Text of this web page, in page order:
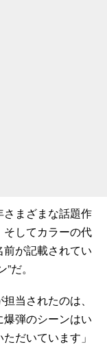
まざまな話題作
してカラーの代
が記載されてい
だ。
当されたのは、
弾のシーンはい
だいています」